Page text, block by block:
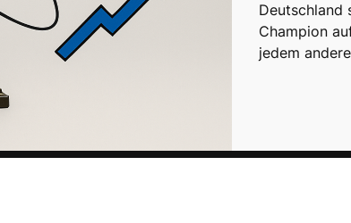
Deutschland
Champion
jedem